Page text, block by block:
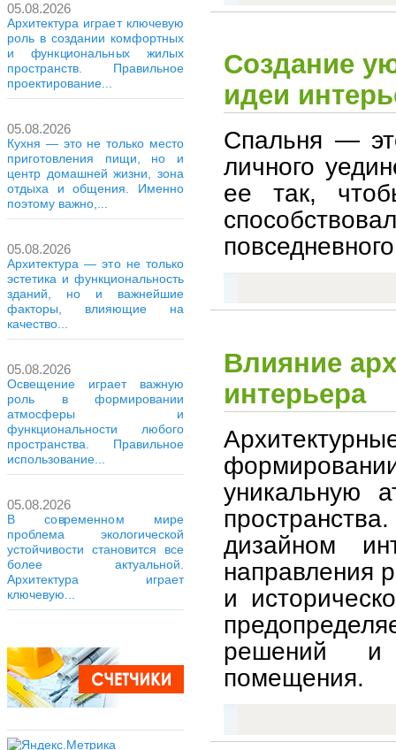
05.08.2026
Архитектура играет ключевую
роль в создании комфортных
и функциональных жилых
пространств. Правильное
проектирование...
05.08.2026
Кухня — это не только место
приготовления пищи, но и
центр домашней жизни, зона
отдыха и общения. Именно
поэтому важно,...
05.08.2026
Архитектура — это не только
эстетика и функциональность
зданий, но и важнейшие
факторы, влияющие на
качество...
05.08.2026
Освещение играет важную
роль в формировании
атмосферы и
функциональности любого
пространства. Правильное
использование...
05.08.2026
В современном мире
проблема экологической
устойчивости становится все
более актуальной.
Архитектура играет
ключевую...
Создание
идеи
Спальня —
личного
ее так,
Влияние
интерьера
уникальную
дизайном
направления
и
решений и
помещения.